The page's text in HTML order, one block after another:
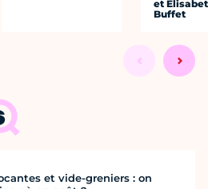
et
Buffet
et vide-greniers : on